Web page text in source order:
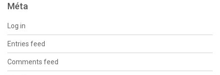
Méta
Log in
Entries feed
Comments feed